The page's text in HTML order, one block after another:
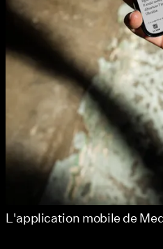
L'application mobile de